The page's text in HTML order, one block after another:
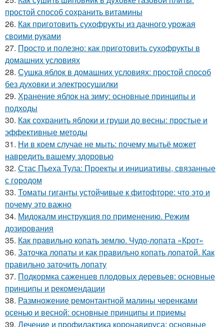
простой способ сохранить витамины
26. Как приготовить сухофрукты из дачного урожая
своими руками
27. Просто и полезно: как приготовить сухофрукты в
домашних условиях
28. Сушка яблок в домашних условиях: простой способ
без духовки и электросушилки
29. Хранение яблок на зиму: основные принципы и
подходы
30. Как сохранить яблоки и груши до весны: простые и
эффективные методы
31. Ни в коем случае не мыть: почему мытьё может
навредить вашему здоровью
32. Стас Пьеха Тула: Проекты и инициативы, связанные
с городом
33. Томаты гиганты устойчивые к фитофторе: что это и
почему это важно
34. Мидокалм инструкция по применению. Режим
дозирования
35. Как правильно копать землю. Чудо-лопата «Крот»
36. Заточка лопаты и как правильно копать лопатой. Как
правильно заточить лопату
37. Подкормка саженцев плодовых деревьев: основные
принципы и рекомендации
38. Размножение ремонтантной малины черенками
осенью и весной: основные принципы и приемы
39. Лечение и профилактика коронавируса: основные